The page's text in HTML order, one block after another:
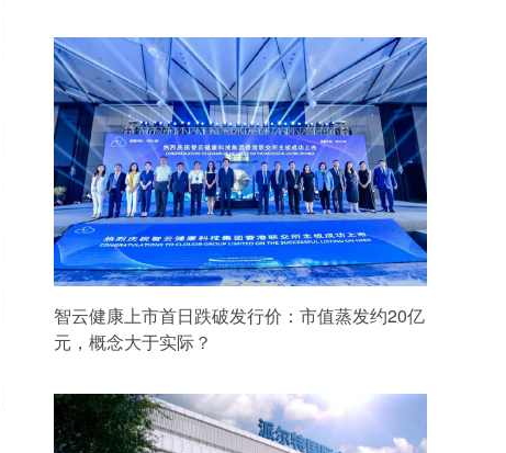
智云健康上市首日跌破发行价：市值蒸发约20亿
元，概念大于实际？